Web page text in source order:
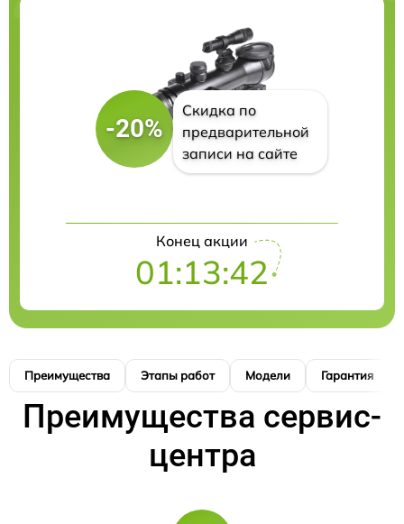
-20%
Скидка по
предварительной
записи на сайте
Конец акции
01:13:41
Преимущества Этапы работ Модели Гарантия
Преимущества сервис-
центра